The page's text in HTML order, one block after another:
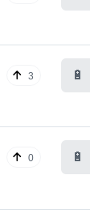
3 🔋
0 🔋